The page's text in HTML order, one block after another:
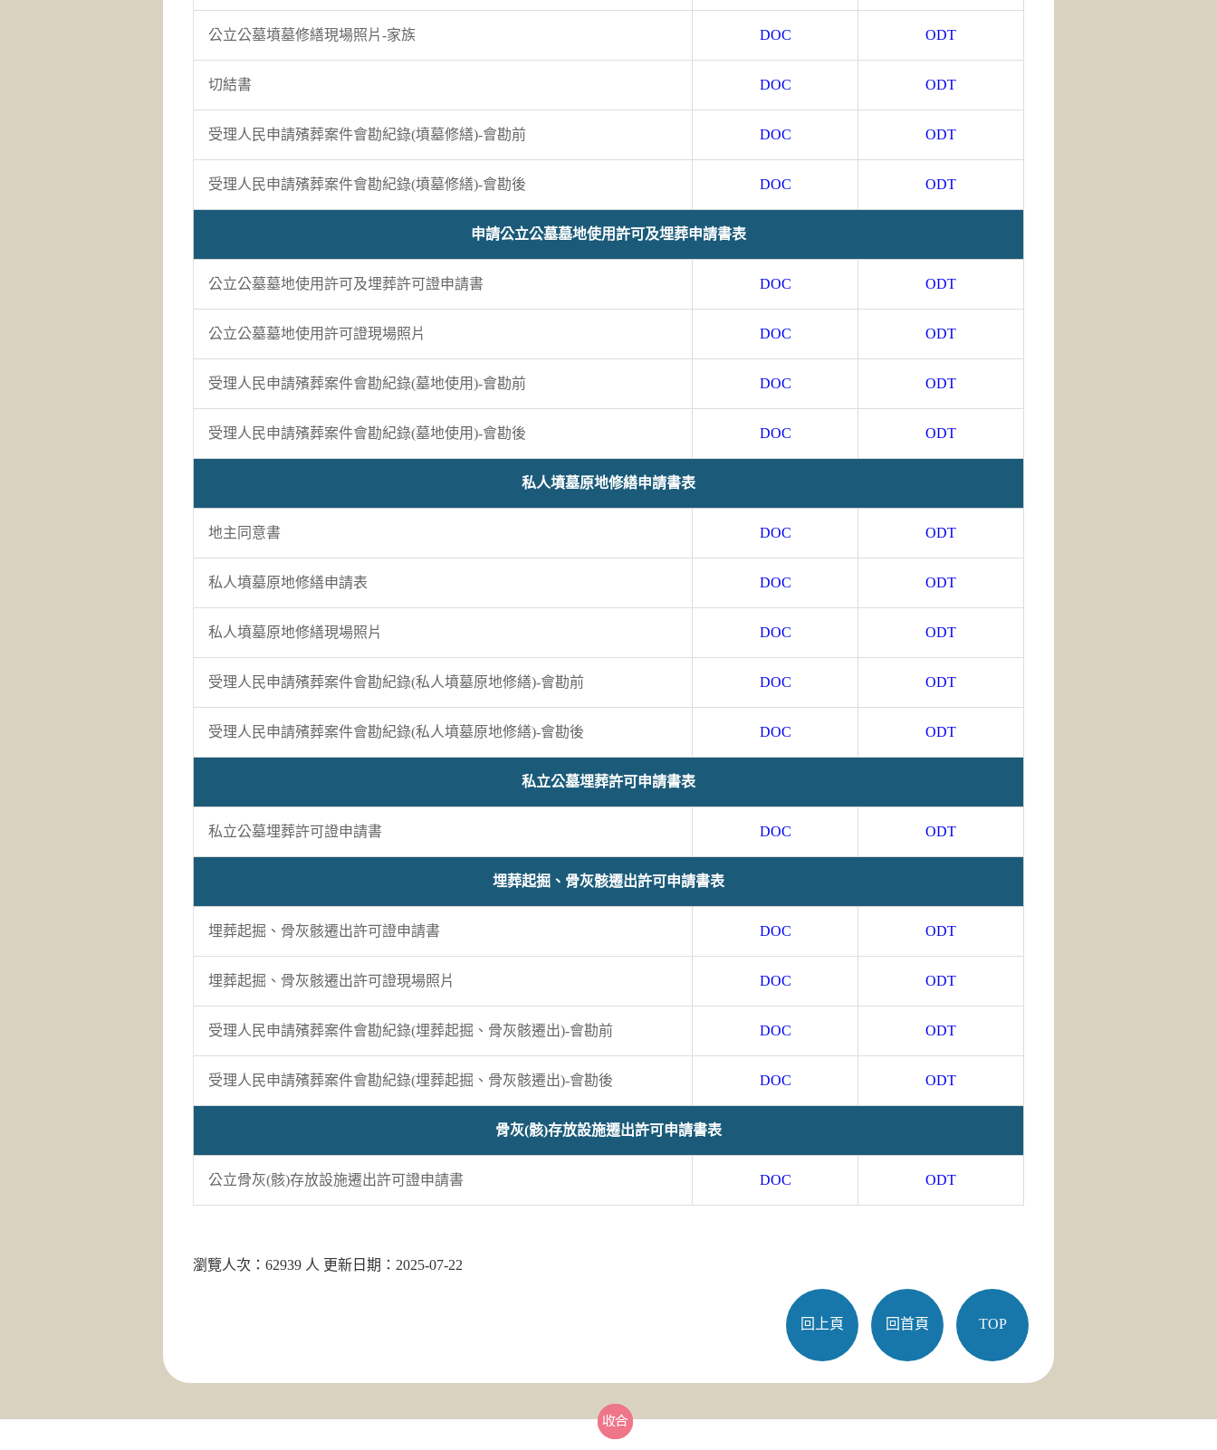
公立公墓墳墓修繕現場照片-家族 DOC ODT
切結書 DOC ODT
受理人民申請殯葬案件會勘紀錄(墳墓修繕)-會勘前 DOC ODT
受理人民申請殯葬案件會勘紀錄(墳墓修繕)-會勘後 DOC ODT
申請公立公墓墓地使用許可及埋葬申請書表
公立公墓墓地使用許可及埋葬許可證申請書 DOC ODT
公立公墓墓地使用許可證現場照片 DOC ODT
受理人民申請殯葬案件會勘紀錄(墓地使用)-會勘前 DOC ODT
受理人民申請殯葬案件會勘紀錄(墓地使用)-會勘後 DOC ODT
私人墳墓原地修繕申請書表
地主同意書 DOC ODT
私人墳墓原地修繕申請表 DOC ODT
私人墳墓原地修繕現場照片 DOC ODT
受理人民申請殯葬案件會勘紀錄(私人墳墓原地修繕)-會勘前 DOC ODT
受理人民申請殯葬案件會勘紀錄(私人墳墓原地修繕)-會勘後 DOC ODT
私立公墓埋葬許可申請書表
私立公墓埋葬許可證申請書 DOC ODT
埋葬起掘、骨灰骸遷出許可申請書表
埋葬起掘、骨灰骸遷出許可證申請書 DOC ODT
埋葬起掘、骨灰骸遷出許可證現場照片 DOC ODT
受理人民申請殯葬案件會勘紀錄(埋葬起掘、骨灰骸遷出)-會勘前 DOC ODT
受理人民申請殯葬案件會勘紀錄(埋葬起掘、骨灰骸遷出)-會勘後 DOC ODT
骨灰(骸)存放設施遷出許可申請書表
公立骨灰(骸)存放設施遷出許可證申請書 DOC ODT
瀏覽人次：62939 人 更新日期：2025-07-22
回上頁 回首頁 TOP